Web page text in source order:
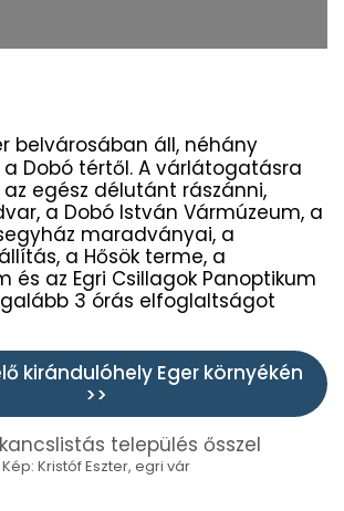
belvárosában áll, néhány
Dobó tértől. A várlátogatásra
egész délutánt rászánni,
a Dobó István Vármúzeum, a
maradványai, a
a Hősök terme, a
és az Egri Csillagok Panoptikum
3 órás elfoglaltságot
kirándulóhely Eger környékén
>>
Kép: Kristóf Eszter, egri vár